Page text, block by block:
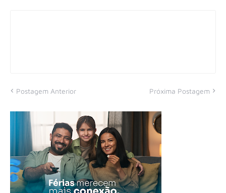
Postagem Anterior Próxima Postagem